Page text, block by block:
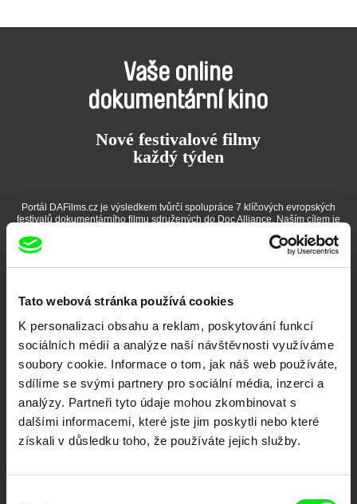
Tato webová stránka používá cookies
K personalizaci obsahu a reklam, poskytování funkcí
sociálních médií a analýze naší návštěvnosti využíváme
soubory cookie. Informace o tom, jak náš web používáte,
sdílíme se svými partnery pro sociální média, inzerci a
analýzy. Partneři tyto údaje mohou zkombinovat s
dalšími informacemi, které jste jim poskytli nebo které
získali v důsledku toho, že používáte jejich služby.
Vaše online
dokumentární kino
Nové festivalové filmy
každý týden
Portál DAFilms.cz je výsledkem tvůrčí spolupráce 7 klíčových evropských
festivalů dokumentárního filmu sdružených do Doc Alliance. Naším cílem je
Členové Doc Alliance
CPH:DOX Doclisboa
Millennium Docs
Against Gravity
DOK Leipzig